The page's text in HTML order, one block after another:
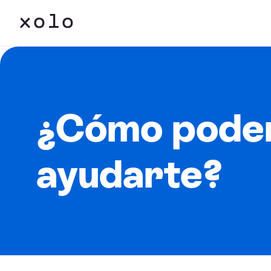
¿Cómo
ayudarte?